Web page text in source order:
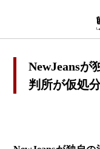
NewJeans
判所が仮処